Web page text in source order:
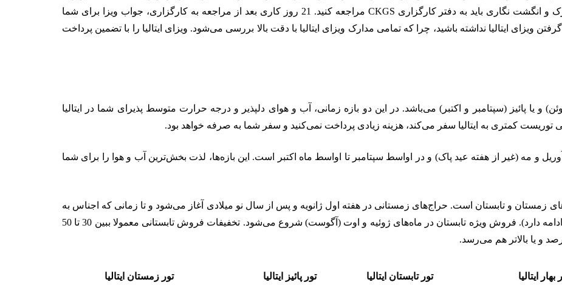
ایتالیا مصاحبه ندارد و شما فقط برای تحویل مدارک و انگشت نگاری باید به دفتر کارگزاری CKGS مراجعه کنید. 21 روز کاری بعد از مراجعه به کارگزاری، جواب ویزا برای شما
ویزای ایتالیا نداشته باشید، چرا که تمامی مدارک ویزای ایتالیا با دقت بالا بررسی می‌شود. ویزای ایتالیا را با تضمین پرداخت
و یا پائیز (سپتامبر و اکتبر) می‌باشد. در این دو بازه زمانی، آب و هوای دلپذیر و درجه حرارت متوسط پذیرای شما در ایتالیا
توریست کمتری به ایتالیا سفر می‌کند، هزینه زیادی پرداخت نمی‌کنید و سفر شما به صرفه خواهد بود.
و مه (غیر از هفته عید پاک) و در اواسط سپتامبر تا اواسط ماه اکتبر است. این بازه‌ها، لذت بخش‌ترین آب و هوا را برای شما
زمستان و تابستان است. حراج‌های زمستانی در هفته اول ژانویه و پس از سال نو میلادی آغاز می‌شود و تا زمانی که اجناس به
پایان برسد ادامه دارد (که معمولا تا اواسط فوریه ادامه دارد). فروش ویژه تابستان در ماه‌های ژوئیه و اوت (آگوست) شروع می‌شود. تخفیفات فروش تابستانی معمولا ببین 30 تا 50
بهار ایتالیا تور تابستان ایتالیا تور پائیز ایتالیا تور زمستان ایتالیا